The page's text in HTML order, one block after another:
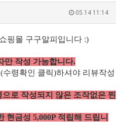
05.14 11:14
핑몰 구구알피입니다 :)
만 작성 가능합니다.
령확인 클릭)하셔야 리뷰작성
로 작성되지 않은 조작없은 찐
현금성 5,000P 적립해 드립니